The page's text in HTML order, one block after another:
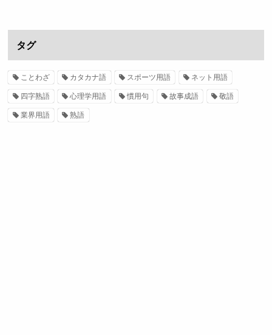
タグ
ことわざ カタカナ語 スポーツ用語 ネット用語
四字熟語 心理学用語 慣用句 故事成語 敬語
業界用語 熟語